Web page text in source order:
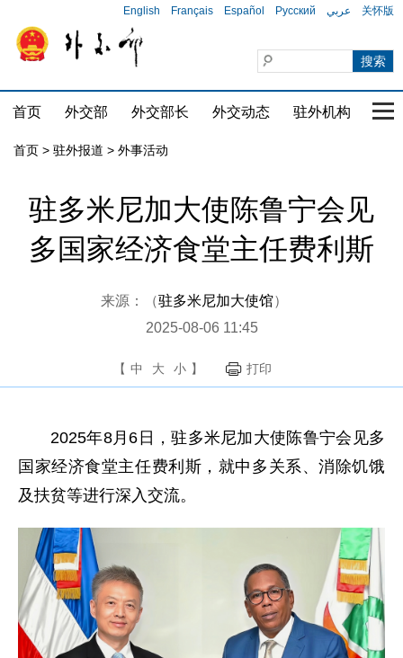
English Français Español Русский عربي 关怀版
首页 外交部 外交部长 外交动态 驻外机构 国
首页 > 驻外报道 > 外事活动
驻多米尼加大使陈鲁宁会见
多国家经济食堂主任费利斯
来源：（驻多米尼加大使馆）
2025-08-06 11:45
【 中 大 小 】 打印
2025年8月6日，驻多米尼加大使陈鲁宁会见多
国家经济食堂主任费利斯，就中多关系、消除饥饿
及扶贫等进行深入交流。